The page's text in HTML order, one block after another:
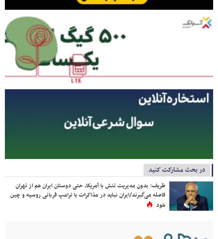
در بحث مشارکت کنید
ظریف: بدون مدیریت تنش با آمریکا، حتی دوستان ایران هم از تهران
فاصله می‌گیرند/ایران نباید در مذاکرات با ترامپ قربانی روسیه و چین
شود